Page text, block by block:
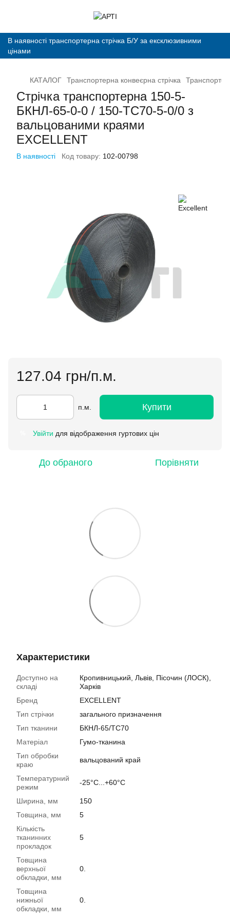
В наявності транспортерна стрічка Б/У за ексклюзивними
цінами
КАТАЛОГ Транспортерна конвеєрна стрічка
Стрічка транспортерна 150-5-
БКНЛ-65-0-0 / 150-ТС70-5-0/0 з
вальцованими краями
EXCELLENT
В наявності Код товару: 102-00798
127.04 грн/п.м.
п.м. Купити
Увійти для відображення гуртових цін
До обраного Порівняти
Характеристики
Доступно на
складі
Кропивницький, Львів, Пісочин (ЛОСК),
Харків
Бренд
EXCELLENT
Тип стрічки
загального призначення
Тип тканини
БКНЛ-65/TC70
Матеріал
Гумо-тканина
Тип обробки
краю
вальцований край
Температурний
режим
-25°C...+60°C
Ширина, мм
150
Товщина, мм
5
Кількість
тканинних
прокладок
5
Товщина
верхньої
обкладки, мм
0.
Товщина
нижньої
обкладки, мм
0.